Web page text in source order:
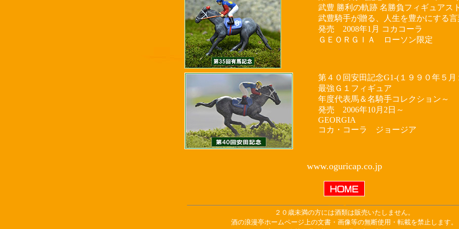
武豊 勝利の軌跡 名勝負フィギュアス
武豊騎手が贈る、人生を豊かにする言
発売 2008年1月 コカコーラ
ＧＥＯＲＧＩＡ ローソン限定
第４０回安田記念G1-(１９９０年５月
最強Ｇ１フィギュア
年度代表馬＆名騎手コレクション～
発売 2006年10月2日～
GEORGIA
コカ・コーラ ジョージア
www.oguricap.co.jp
２０歳未満の方には酒類は販売いたしません。
酒の浪漫亭ホームページ上の文書・画像等の無断使用・転載を禁止します。